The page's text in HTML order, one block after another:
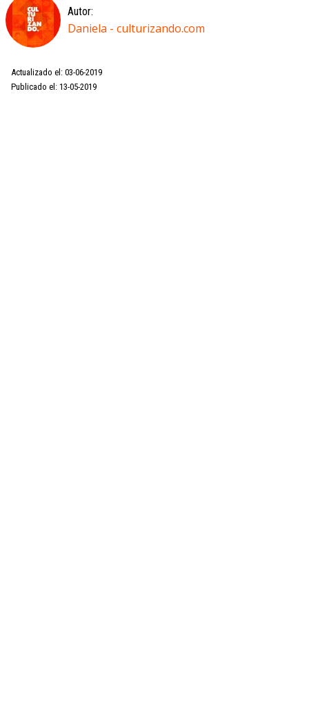
Autor:
Daniela - culturizando.com
Actualizado el: 03-06-2019
Publicado el: 13-05-2019